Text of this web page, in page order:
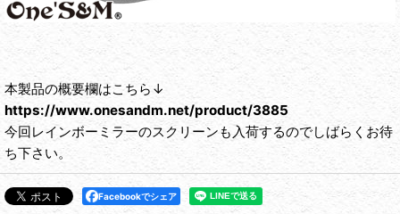
本製品の概要欄はこちら↓
https://www.onesandm.net/product/3885
今回レインボーミラーのスクリーンも入荷するのでしばらくお待
ち下さい。
Facebookでシェア